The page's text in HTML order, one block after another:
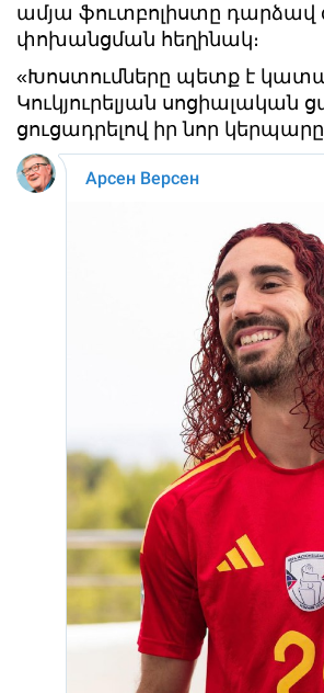
ամյա ֆուտբոլիստը դարձավ
փոխանցման հեղինակ։
«Խոստումները պետք է
Կուկյուրելյան սոցիալական
ցուցադրելով իր նոր